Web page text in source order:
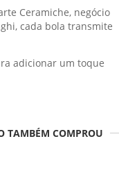
Ceramiche, negócio
cada bola transmite
adicionar um toque
TAMBÉM COMPROU